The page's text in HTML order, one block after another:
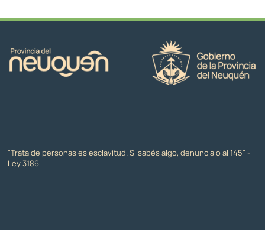
"Trata de personas es esclavitud. Si sabés algo, denuncialo al 145" -
Ley 3186